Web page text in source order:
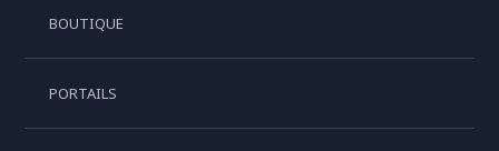
BOUTIQUE
PORTAILS